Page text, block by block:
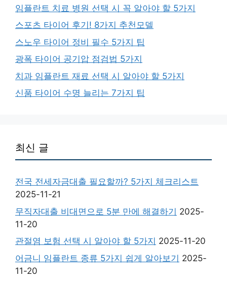
임플란트 치료 병원 선택 시 꼭 알아야 할 5가지
스포츠 타이어 후기! 8가지 추천모델
스노우 타이어 정비 필수 5가지 팁
광폭 타이어 공기압 점검법 5가지
치과 임플란트 재료 선택 시 알아야 할 5가지
신품 타이어 수명 늘리는 7가지 팁
최신 글
전국 전세자금대출 필요할까? 5가지 체크리스트
2025-11-21
무직자대출 비대면으로 5분 만에 해결하기 2025-
11-20
관절염 보험 선택 시 알아야 할 5가지 2025-11-20
어금니 임플란트 종류 5가지 쉽게 알아보기 2025-
11-20